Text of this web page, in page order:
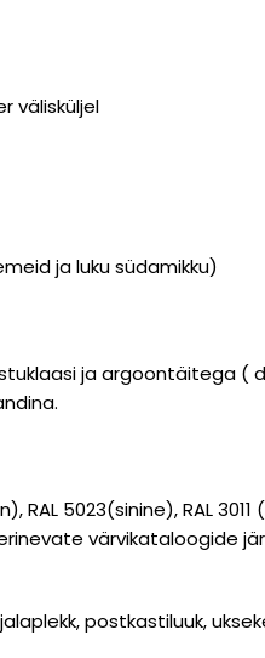
välisküljel
ja luku südamikku)
ja argoontäitega (
RAL 5023(sinine), RAL 3011
värvikataloogide
postkastiluuk,